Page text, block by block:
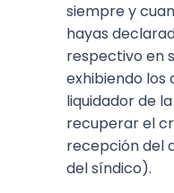
siempre y
hayas
respectivo en
exhibiendo los
liquidador de
recuperar el
recepción del
del síndico).